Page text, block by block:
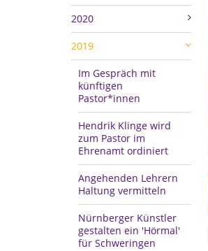
2020
2019
Im Gespräch mit
künftigen
Pastor*innen
Hendrik Klinge wird
zum Pastor im
Ehrenamt ordiniert
Angehenden Lehrern
Haltung vermitteln
Nürnberger Künstler
gestalten ein 'Hörmal'
für Schweringen